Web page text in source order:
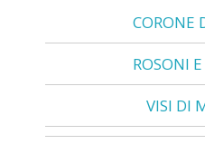
CORONE
ROSONI
VISI DI